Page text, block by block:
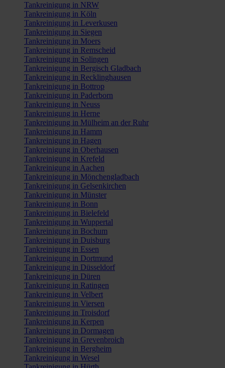
Tankreinigung in NRW
Tankreinigung in Köln
Tankreinigung in Leverkusen
Tankreinigung in Siegen
Tankreinigung in Moers
Tankreinigung in Remscheid
Tankreinigung in Solingen
Tankreinigung in Bergisch Gladbach
Tankreinigung in Recklinghausen
Tankreinigung in Bottrop
Tankreinigung in Paderborn
Tankreinigung in Neuss
Tankreinigung in Herne
Tankreinigung in Mülheim an der Ruhr
Tankreinigung in Hamm
Tankreinigung in Hagen
Tankreinigung in Oberhausen
Tankreinigung in Krefeld
Tankreinigung in Aachen
Tankreinigung in Mönchengladbach
Tankreinigung in Gelsenkirchen
Tankreinigung in Münster
Tankreinigung in Bonn
Tankreinigung in Bielefeld
Tankreinigung in Wuppertal
Tankreinigung in Bochum
Tankreinigung in Duisburg
Tankreinigung in Essen
Tankreinigung in Dortmund
Tankreinigung in Düsseldorf
Tankreinigung in Düren
Tankreinigung in Ratingen
Tankreinigung in Velbert
Tankreinigung in Viersen
Tankreinigung in Troisdorf
Tankreinigung in Kerpen
Tankreinigung in Dormagen
Tankreinigung in Grevenbroich
Tankreinigung in Bergheim
Tankreinigung in Wesel